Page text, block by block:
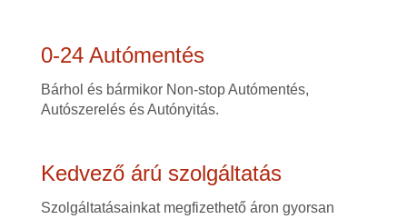
0-24 Autómentés
Bárhol és bármikor Non-stop Autómentés,
Autószerelés és Autónyitás.
Kedvező árú szolgáltatás
Szolgáltatásainkat megfizethető áron gyorsan